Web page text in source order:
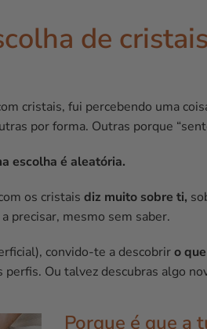
de
cristais, fui percebendo uma
por forma. Outras porque
escolha é aleatória.
os cristais diz muito sobre ti,
precisar, mesmo sem saber.
convido-te a descobriro
Ou talvez descubras algo
Porque é que a